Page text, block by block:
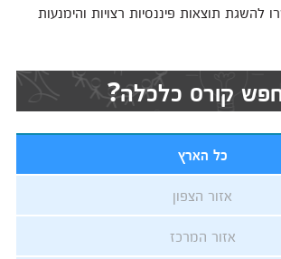
להשגת תוצאות פיננסיות רצויות והימנעות
קורס כלכלה?
כל הארץ
אזור הצפון
אזור המרכז